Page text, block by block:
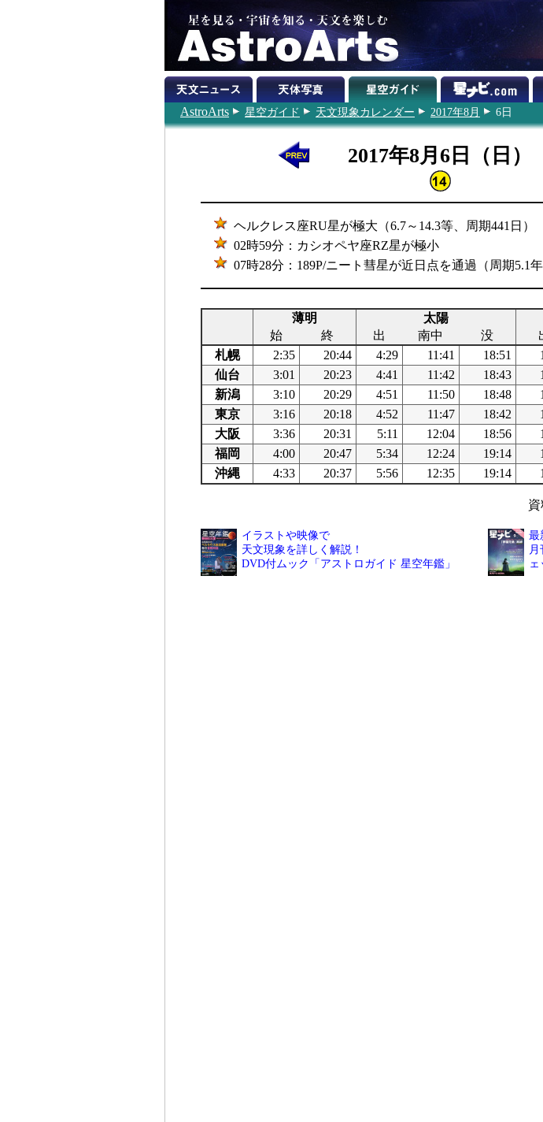
AstroArts 星空ガイド 天文現象カレンダー 2017年8月 6日
2017年8月6日（日）
ヘルクレス座RU星が極大（6.7～14.3等、周期441日）
02時59分：カシオペヤ座RZ星が極小
07時28分：189P/ニート彗星が近日点を通過（周期5.1年
薄明 太陽
始
終 出 南中 没
札幌
2:35 20:44 4:29 11:41 18:51
仙台
3:01 20:23 4:41 11:42 18:43
新潟
3:10 20:29 4:51 11:50 18:48
東京
3:16 20:18 4:52 11:47 18:42
大阪
3:36 20:31 5:11 12:04 18:56
福岡
4:00 20:47 5:34 12:24 19:14
沖縄
4:33 20:37 5:56 12:35 19:14
イラストや映像で
天文現象を詳しく解説！
DVD付ムック「アストロガイド 星空年鑑」
最
ェ